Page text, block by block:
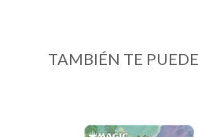
TAMBIÉN TE